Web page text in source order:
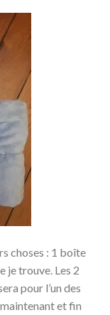
choses : 1 boîte
je trouve. Les 2
pour l’un des
et fin